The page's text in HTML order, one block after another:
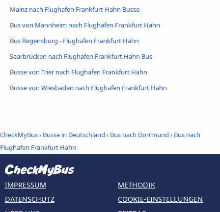
Mainz nach Flughafen Frankfurt Hahn Busse
Bus von Mannheim nach Flughafen Frankfurt Hahn
Bus Regensburg - Flughafen Frankfurt Hahn
Saarbrücken nach Flughafen Frankfurt Hahn Bus
Busse von Trier nach Flughafen Frankfurt Hahn
Busse von Wiesbaden nach Flughafen Frankfurt Hahn
CheckMyBus› Busse in Deutschland › Bus nach Dortmund › Bus nach
Flughafen Frankfurt Hahn
IMPRESSUM
DATENSCHUTZ
METHODIK
COOKIE-EINSTELLUNGEN